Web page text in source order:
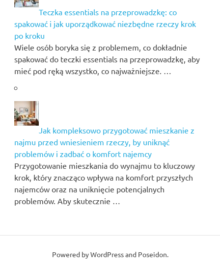
Teczka essentials na przeprowadzkę: co
spakować i jak uporządkować niezbędne rzeczy krok
po kroku
Wiele osób boryka się z problemem, co dokładnie
spakować do teczki essentials na przeprowadzkę, aby
mieć pod ręką wszystko, co najważniejsze. …
Jak kompleksowo przygotować mieszkanie z
najmu przed wniesieniem rzeczy, by uniknąć
problemów i zadbać o komfort najemcy
Przygotowanie mieszkania do wynajmu to kluczowy
krok, który znacząco wpływa na komfort przyszłych
najemców oraz na uniknięcie potencjalnych
problemów. Aby skutecznie …
Powered byWordPressand Poseidon.